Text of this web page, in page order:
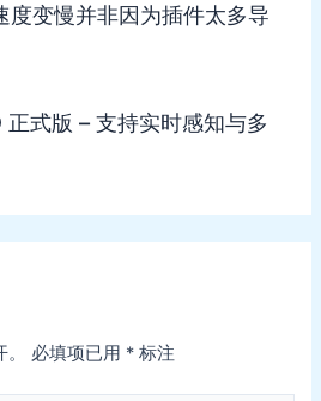
变慢并非因为插件太多导
式版 – 支持实时感知与多
必填项已用 * 标注